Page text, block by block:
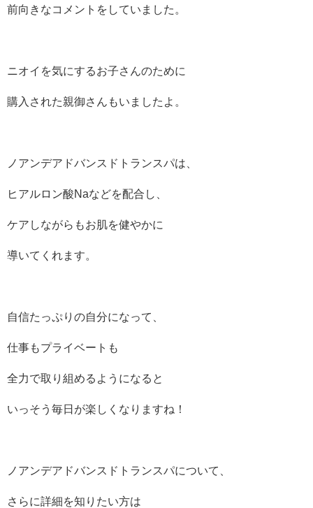
前向きなコメントをしていました。
ニオイを気にするお子さんのために
購入された親御さんもいましたよ。
ノアンデアドバンスドトランスパは、
ヒアルロン酸Naなどを配合し、
ケアしながらもお肌を健やかに
導いてくれます。
自信たっぷりの自分になって、
仕事もプライベートも
全力で取り組めるようになると
いっそう毎日が楽しくなりますね！
ノアンデアドバンスドトランスパについて、
さらに詳細を知りたい方は